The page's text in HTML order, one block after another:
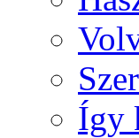
Így